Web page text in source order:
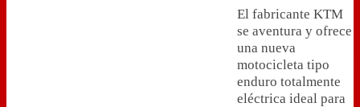
El fabricante KTM
se aventura y ofrece
una nueva
motocicleta tipo
enduro totalmente
eléctrica ideal para